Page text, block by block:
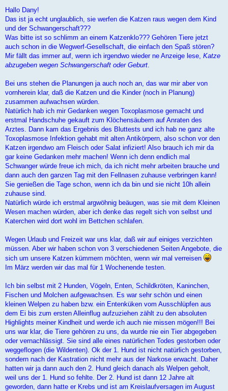
e
i
t
a
g
Hallo Dany!
Das ist ja echt unglaublich, sie werfen die Katzen raus wegen dem Kind
und der Schwangerschaft???
Was bitte ist so schlimm an einem Katzenklo??? Gehören Tiere jetzt
auch schon in die Wegwerf-Gesellschaft, die einfach den Spaß stören?
Mir fällt das immer auf, wenn ich irgendwo wieder ne Anzeige lese, Katze
abzugeben wegen Schwangerschaft oder Geburt
Bei uns stehen die Planungen ja auch noch an, das war mir aber von
vornherein klar, daß die Katzen und die Kinder (noch in Planung)
zusammen aufwachsen würden.
Natürlich hab ich mir Gedanken wegen Toxoplasmose gemacht und
erstmal Handschuhe gekauft zum Klöchensäubern auf Anraten des
Arztes. Dann kam das Ergebnis des Bluttests und ich hab ne ganz alte
Toxoplasmose Infektion gehabt mit alten Antikörpern, also schon vor den
Katzen irgendwo am Fleisch oder Salat infiziert! Also brauch ich mir da
gar keine Gedanken mehr machen! Wenn ich denn endlich mal
Schwanger würde freue ich mich, da ich nicht mehr arbeiten brauche und
dann auch den ganzen Tag mit den Fellnasen zuhause verbringen kann!
Sie genießen die Tage schon, wenn ich da bin und sie nicht 10h allein
zuhause sind.
Natürlich würde ich erstmal argwöhnig beäugen, was sie mit dem Kleinen
Wesen machen würden, aber ich denke das regelt sich von selbst und
Katerchen wird dort wohl im Bettchen schlafen.
Wegen Urlaub und Freizeit war uns klar, daß wir auf einiges verzichten
müssen. Aber wir haben schon von 3 verschiedenen Seiten Angebote, die
sich um unsere Katzen kümmern möchten, wenn wir mal verreisen
Im März werden wir das mal für 1 Wochenende testen.
Ich bin selbst mit 2 Hunden, Vögeln, Enten, Schildkröten, Kaninchen,
Fischen und Molchen aufgewachsen. Es war sehr schön und einen
kleinen Welpen zu haben bzw. ein Entenküken vom Ausschlüpfen aus
dem Ei bis zum ersten Alleinflug aufzuziehen zählt zu den absoluten
Highlights meiner Kindheit und werde ich auch nie missen mögen!!! Bei
uns war klar, die Tiere gehören zu uns, da wurde nie ein Tier abgegeben
oder vernachlässigt. Sie sind alle eines natürlichen Todes gestorben oder
weggeflogen (die Wildenten). Ok der 1. Hund ist nicht natürlich gestorben,
sondern nach der Kastration nicht mehr aus der Narkose erwacht. Daher
hatten wir ja dann auch den 2. Hund gleich danach als Welpen geholt,
weil uns der 1. Hund so fehlte. Der 2. Hund ist dann 12 Jahre alt
geworden, dann hatte er Krebs und ist am Kreislaufversagen im August